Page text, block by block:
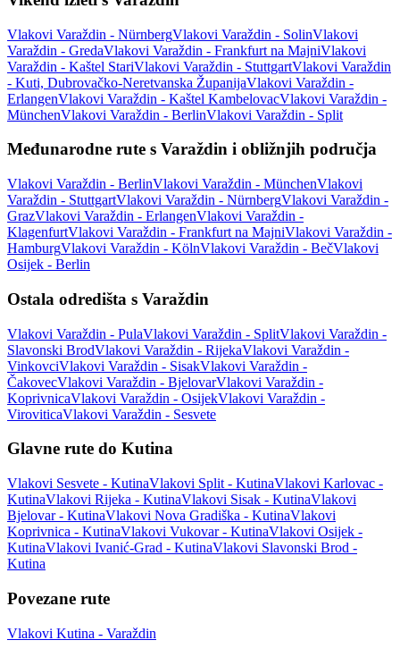
Vlakovi Varaždin - NürnbergVlakovi Varaždin - SolinVlakovi
Varaždin - GredaVlakovi Varaždin - Frankfurt na MajniVlakovi
Varaždin - Kaštel StariVlakovi Varaždin - StuttgartVlakovi Varaždin
- Kuti, Dubrovačko-Neretvanska ŽupanijaVlakovi Varaždin -
ErlangenVlakovi Varaždin - Kaštel KambelovacVlakovi Varaždin -
MünchenVlakovi Varaždin - BerlinVlakovi Varaždin - Split
Međunarodne rute s Varaždin i obližnjih područja
Vlakovi Varaždin - BerlinVlakovi Varaždin - MünchenVlakovi
Varaždin - StuttgartVlakovi Varaždin - NürnbergVlakovi Varaždin -
GrazVlakovi Varaždin - ErlangenVlakovi Varaždin -
KlagenfurtVlakovi Varaždin - Frankfurt na MajniVlakovi Varaždin -
HamburgVlakovi Varaždin - KölnVlakovi Varaždin - BečVlakovi
Osijek - Berlin
Ostala odredišta s Varaždin
Vlakovi Varaždin - PulaVlakovi Varaždin - SplitVlakovi Varaždin -
Slavonski BrodVlakovi Varaždin - RijekaVlakovi Varaždin -
VinkovciVlakovi Varaždin - SisakVlakovi Varaždin -
ČakovecVlakovi Varaždin - BjelovarVlakovi Varaždin -
KoprivnicaVlakovi Varaždin - OsijekVlakovi Varaždin -
ViroviticaVlakovi Varaždin - Sesvete
Glavne rute do Kutina
Vlakovi Sesvete - KutinaVlakovi Split - KutinaVlakovi Karlovac -
KutinaVlakovi Rijeka - KutinaVlakovi Sisak - KutinaVlakovi
Bjelovar - KutinaVlakovi Nova Gradiška - KutinaVlakovi
Koprivnica - KutinaVlakovi Vukovar - KutinaVlakovi Osijek -
KutinaVlakovi Ivanić-Grad - KutinaVlakovi Slavonski Brod -
Kutina
Povezane rute
Vlakovi Kutina - Varaždin